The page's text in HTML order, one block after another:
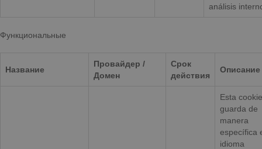
análisis
Функциональные
Название
Провайдер /
Домен
Срок
действия
Описание
Esta cookie
guarda de
manera
específica
idioma